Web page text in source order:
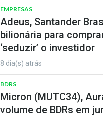
EMPRESAS
Adeus, Santander
bilionária para
‘seduzir’ o investidor
8 dia(s) atrás
BDRS
Micron (MUTC34),
volume de BDRs em